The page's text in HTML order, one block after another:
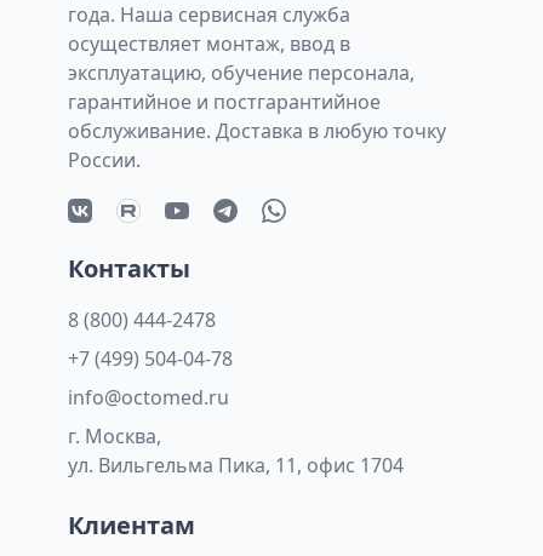
года. Наша сервисная служба
осуществляет монтаж, ввод в
эксплуатацию, обучение персонала,
гарантийное и постгарантийное
обслуживание. Доставка в любую точку
России.
Контакты
8 (800) 444-2478
+7 (499) 504-04-78
info@octomed.ru
г. Москва,
ул. Вильгельма Пика, 11, офис 1704
Клиентам